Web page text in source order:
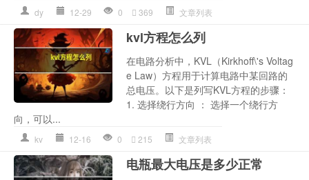
dy 12-29 0 369 文章列表
kvl方程怎么列
在电路分析中，KVL（Kirkhoff\'s Voltag
e Law）方程用于计算电路中某回路的
总电压。以下是列写KVL方程的步骤：
1. 选择绕行方向 ： 选择一个绕行方
向，可以...
kv 12-16 0 215 文章列表
电瓶最大电压是多少正常